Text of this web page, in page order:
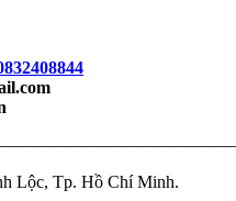
Lộc, Tp. Hồ Chí Minh.